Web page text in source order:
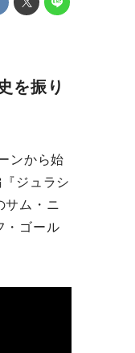
を振り
ンから始
ジュラシ
サム・ニ
・ゴール